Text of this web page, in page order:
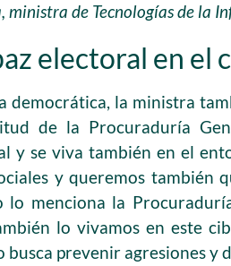
ministra de Tecnologías de la
electoral en el
democrática, la ministra
de la Procuraduría
y se viva también en el
y queremos también
lo menciona la
lo vivamos en este
busca prevenir agresiones